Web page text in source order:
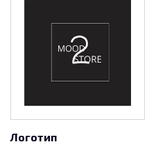
Логотип